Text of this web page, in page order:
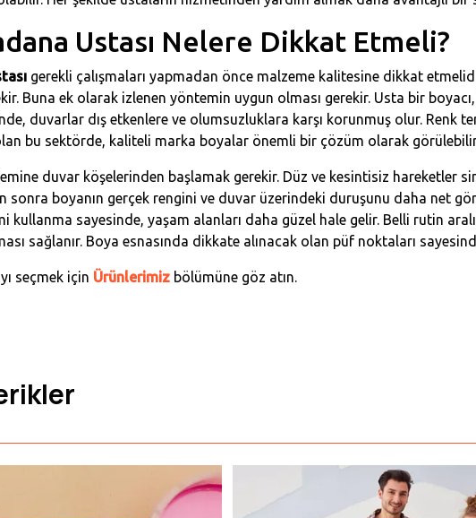
Ustası Nelere Dikkat Etmeli?
gerekli çalışmaları yapmadan önce malzeme kalitesine dikkat
Buna ek olarak izlenen yöntemin uygun olması gerekir. Usta bir
duvarlar dış etkenlere ve olumsuzluklara karşı korunmuş olur. Renk
bu sektörde, kaliteli marka boyalar önemli bir çözüm olarak
duvar köşelerinden başlamak gerekir. Düz ve kesintisiz hareketler
sonra boyanın gerçek rengini ve duvar üzerindeki duruşunu daha net
kullanma sayesinde, yaşam alanları daha güzel hale gelir. Belli rutin
sağlanır. Boya esnasında dikkate alınacak olan püf noktaları
seçmek için Ürünlerimiz bölümüne göz atın.